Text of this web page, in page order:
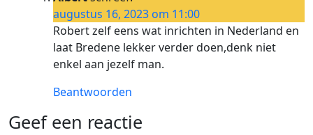
augustus 16, 2023 om 11:00
Robert zelf eens wat inrichten in Nederland en
laat Bredene lekker verder doen,denk niet
enkel aan jezelf man.
Beantwoorden
Geef een reactie